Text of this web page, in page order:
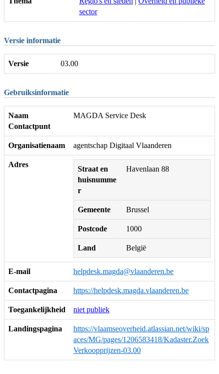
sector
Versie informatie
Versie 03.00
Gebruiksinformatie
Naam
Contactpunt
MAGDA Service Desk
Organisatienaam agentschap Digitaal Vlaanderen
Adres
Straat en
huisnumme
r
Havenlaan 88
Gemeente Brussel
Postcode 1000
Land België
E-mail helpdesk.magda@vlaanderen.be
Contactpagina https://helpdesk.magda.vlaanderen.be
Toegankelijkheid niet publiek
Landingspagina
https://vlaamseoverheid.atlassian.net/wiki/sp
aces/MG/pages/1206583418/Kadaster.Zoek
Verkoopprijzen-03.00